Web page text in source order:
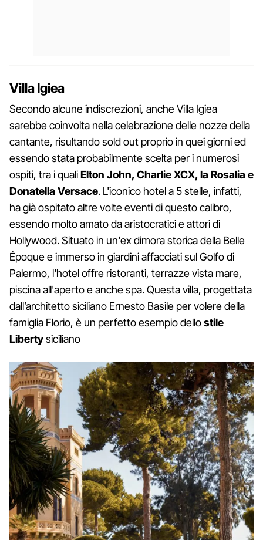
Villa Igiea
Secondo alcune indiscrezioni, anche Villa Igiea
sarebbe coinvolta nella celebrazione delle nozze della
cantante, risultando sold out proprio in quei giorni ed
essendo stata probabilmente scelta per i numerosi
ospiti, tra i qualiElton John, Charlie XCX, la Rosalia e
Donatella Versace. L'iconico hotel a 5 stelle, infatti,
ha già ospitato altre volte eventi di questo calibro,
essendo molto amato da aristocratici e attori di
Hollywood. Situato in un'ex dimora storica della Belle
Époque e immerso in giardini affacciati sul Golfo di
Palermo, l'hotel offre ristoranti, terrazze vista mare,
piscina all'aperto e anche spa. Questa villa, progettata
dall’architetto siciliano Ernesto Basile per volere della
famiglia Florio, è un perfetto esempio dellostile
Libertysiciliano